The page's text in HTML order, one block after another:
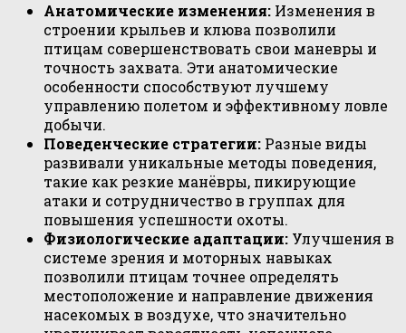
Анатомические изменения: Изменения в
строении крыльев и клюва позволили
птицам совершенствовать свои маневры и
точность захвата. Эти анатомические
особенности способствуют лучшему
управлению полетом и эффективному ловле
добычи.
Поведенческие стратегии: Разные виды
развивали уникальные методы поведения,
такие как резкие манёвры, пикирующие
атаки и сотрудничество в группах для
повышения успешности охоты.
Физиологические адаптации: Улучшения в
системе зрения и моторных навыках
позволили птицам точнее определять
местоположение и направление движения
насекомых в воздухе, что значительно